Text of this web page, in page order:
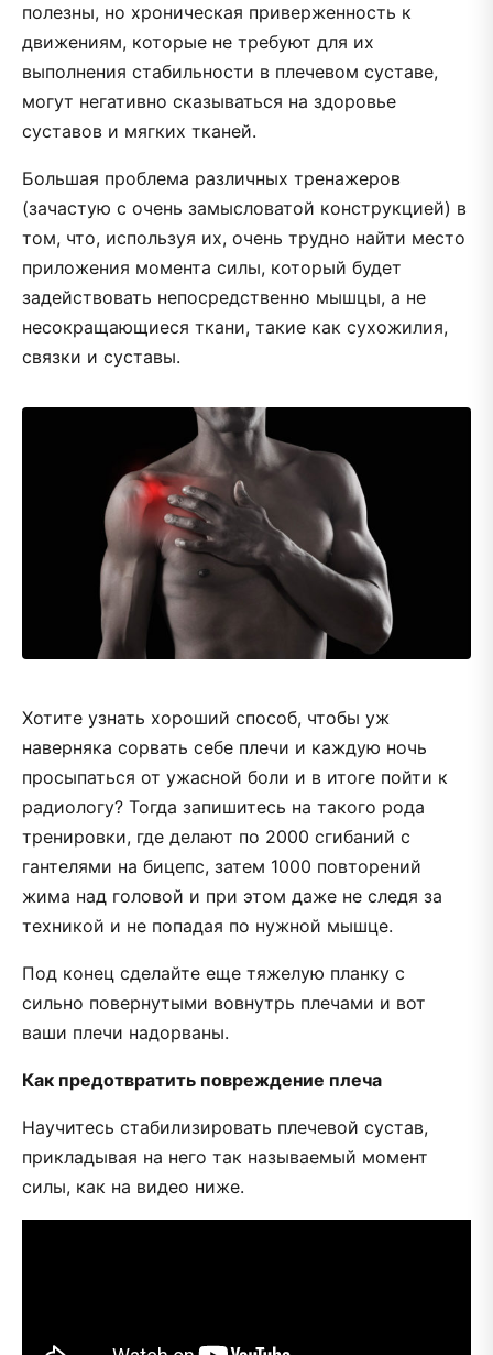
полезны, но хроническая приверженность к
движениям, которые не требуют для их
выполнения стабильности в плечевом суставе,
могут негативно сказываться на здоровье
суставов и мягких тканей.
Большая проблема различных тренажеров
(зачастую с очень замысловатой конструкцией) в
том, что, используя их, очень трудно найти место
приложения момента силы, который будет
задействовать непосредственно мышцы, а не
несокращающиеся ткани, такие как сухожилия,
связки и суставы.
Хотите узнать хороший способ, чтобы уж
наверняка сорвать себе плечи и каждую ночь
просыпаться от ужасной боли и в итоге пойти к
радиологу? Тогда запишитесь на такого рода
тренировки, где делают по 2000 сгибаний с
гантелями на бицепс, затем 1000 повторений
жима над головой и при этом даже не следя за
техникой и не попадая по нужной мышце.
Под конец сделайте еще тяжелую планку с
сильно повернутыми вовнутрь плечами и вот
ваши плечи надорваны.
Как предотвратить повреждение плеча
Научитесь стабилизировать плечевой сустав,
прикладывая на него так называемый момент
силы, как на видео ниже.